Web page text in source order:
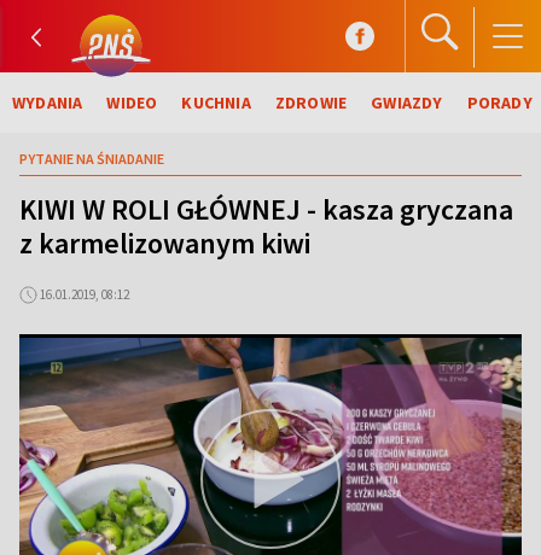
WYDANIA WIDEO KUCHNIA ZDROWIE GWIAZDY PORADY
PYTANIE NA ŚNIADANIE
KIWI W ROLI GŁÓWNEJ - kasza gryczana
z karmelizowanym kiwi
16.01.2019, 08:12